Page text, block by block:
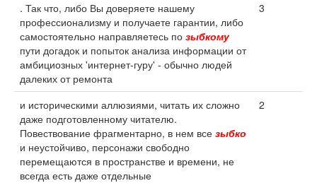
. Так что, либо Вы доверяете нашему
профессионализму и получаете гарантии, либо
самостоятельно направляетесь по зыбкому
пути догадок и попыток анализа информации от
амбициозных 'интернет-гуру' - обычно людей
далеких от ремонта
3
и историческими аллюзиями, читать их сложно
даже подготовленному читателю.
Повествование фрагментарно, в нем все зыбко
и неустойчиво, персонажи свободно
перемещаются в пространстве и времени, не
всегда есть даже отдельные
2